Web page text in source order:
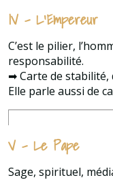
IV – L’Empereur
C’est le pilier,
responsabilité.
➡ Carte de stabilité,
Elle parle aussi de
V – Le Pape
Sage, spirituel,